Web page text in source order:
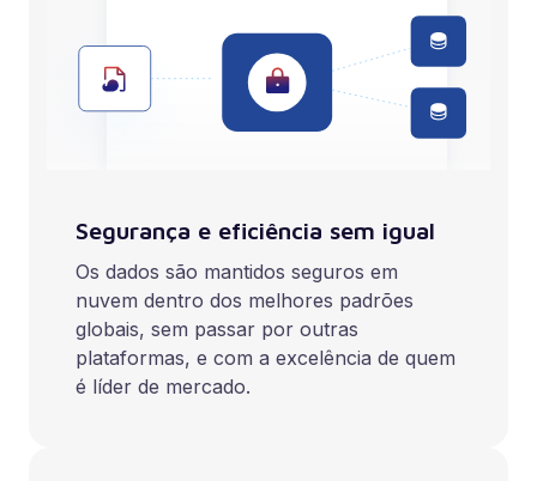
Segurança e eficiência sem igual
Os dados são mantidos seguros em
nuvem dentro dos melhores padrões
globais, sem passar por outras
plataformas, e com a excelência de quem
é líder de mercado.